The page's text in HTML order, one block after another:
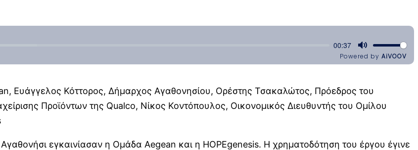
Ευάγγελος Κόττορος, Δήμαρχος Αγαθονησίου, Ορέστης Τσακαλώτος, Πρόεδρος του
Προϊόντων της Qualco, Νίκος Κοντόπουλος, Οικονομικός Διευθυντής του Ομίλου
εγκαινίασαν η Ομάδα Aegean και η HOPEgenesis. Η χρηματοδότηση του έργου έγινε